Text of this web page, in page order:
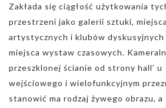
Zakłada się ciągłość użytkowania
przestrzeni jako galerii sztuki,
artystycznych i klubów dyskusyjnych
miejsca wystaw czasowych.
przeszklonej ścianie od strony hall’ u
wejściowego i wielofunkcyjnym
stanowić ma rodzaj żywego obrazu, a